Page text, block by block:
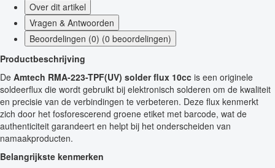
Over dit artikel
Vragen & Antwoorden
Beoordelingen (0) (0 beoordelingen)
Productbeschrijving
De Amtech RMA-223-TPF(UV) solder flux 10cc is een originele
soldeerflux die wordt gebruikt bij elektronisch solderen om de kwaliteit
en precisie van de verbindingen te verbeteren. Deze flux kenmerkt
zich door het fosforescerend groene etiket met barcode, wat de
authenticiteit garandeert en helpt bij het onderscheiden van
namaakproducten.
Belangrijkste kenmerken